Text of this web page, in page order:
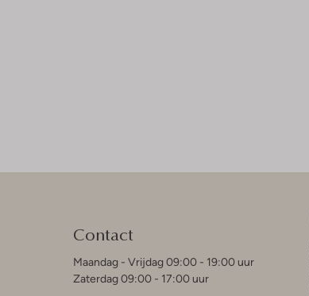
Contact
Maandag - Vrijdag 09:00 - 19:00 uur
Zaterdag 09:00 - 17:00 uur